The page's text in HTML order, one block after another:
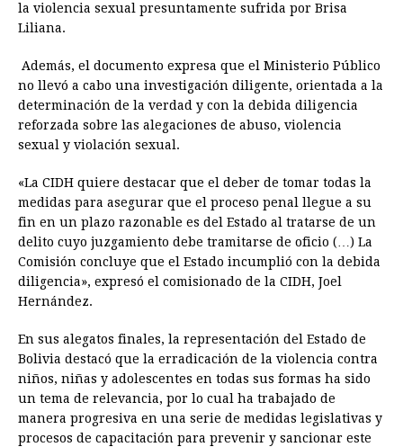
la violencia sexual presuntamente sufrida por Brisa
Liliana.
Además, el documento expresa que el Ministerio Público
no llevó a cabo una investigación diligente, orientada a la
determinación de la verdad y con la debida diligencia
reforzada sobre las alegaciones de abuso, violencia
sexual y violación sexual.
«La CIDH quiere destacar que el deber de tomar todas la
medidas para asegurar que el proceso penal llegue a su
fin en un plazo razonable es del Estado al tratarse de un
delito cuyo juzgamiento debe tramitarse de oficio (…) La
Comisión concluye que el Estado incumplió con la debida
diligencia», expresó el comisionado de la CIDH, Joel
Hernández.
En sus alegatos finales, la representación del Estado de
Bolivia destacó que la erradicación de la violencia contra
niños, niñas y adolescentes en todas sus formas ha sido
un tema de relevancia, por lo cual ha trabajado de
manera progresiva en una serie de medidas legislativas y
procesos de capacitación para prevenir y sancionar este